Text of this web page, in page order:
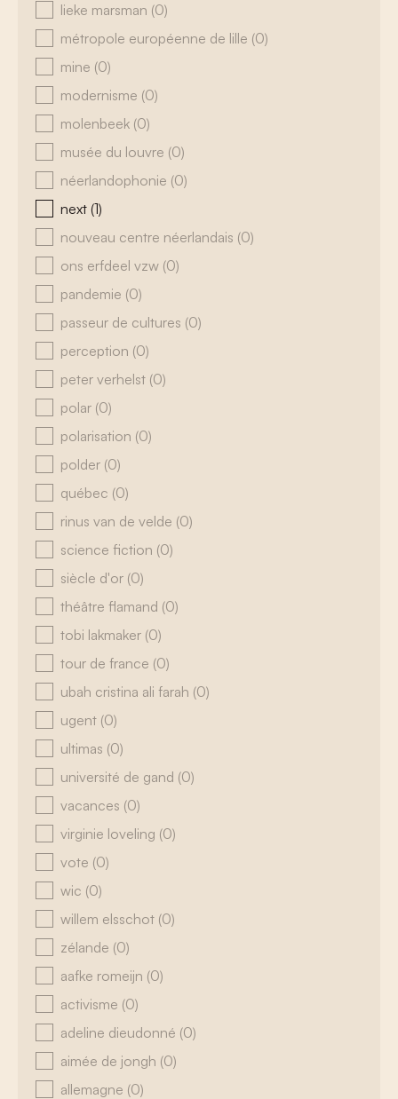
lieke marsman (0)
métropole européenne de lille (0)
mine (0)
modernisme (0)
molenbeek (0)
musée du louvre (0)
néerlandophonie (0)
next (1)
nouveau centre néerlandais (0)
ons erfdeel vzw (0)
pandemie (0)
passeur de cultures (0)
perception (0)
peter verhelst (0)
polar (0)
polarisation (0)
polder (0)
québec (0)
rinus van de velde (0)
science fiction (0)
siècle d'or (0)
théâtre flamand (0)
tobi lakmaker (0)
tour de france (0)
ubah cristina ali farah (0)
ugent (0)
ultimas (0)
université de gand (0)
vacances (0)
virginie loveling (0)
vote (0)
wic (0)
willem elsschot (0)
zélande (0)
aafke romeijn (0)
activisme (0)
adeline dieudonné (0)
aimée de jongh (0)
allemagne (0)